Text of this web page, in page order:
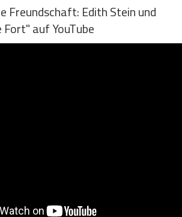
Freundschaft: Edith Stein und
auf YouTube